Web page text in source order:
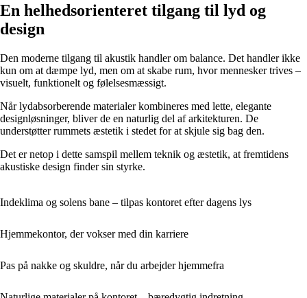
En helhedsorienteret tilgang til lyd og
design
Den moderne tilgang til akustik handler om balance. Det handler ikke
kun om at dæmpe lyd, men om at skabe rum, hvor mennesker trives –
visuelt, funktionelt og følelsesmæssigt.
Når lydabsorberende materialer kombineres med lette, elegante
designløsninger, bliver de en naturlig del af arkitekturen. De
understøtter rummets æstetik i stedet for at skjule sig bag den.
Det er netop i dette samspil mellem teknik og æstetik, at fremtidens
akustiske design finder sin styrke.
Indeklima og solens bane – tilpas kontoret efter dagens lys
Hjemmekontor, der vokser med din karriere
Pas på nakke og skuldre, når du arbejder hjemmefra